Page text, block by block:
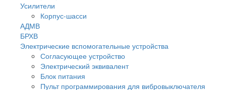
Усилители
Корпус-шасси
АДМВ
БРХВ
Электрические вспомогательные устройства
Согласующее устройство
Электрический эквивалент
Блок питания
Пульт программирования для вибровыключателя